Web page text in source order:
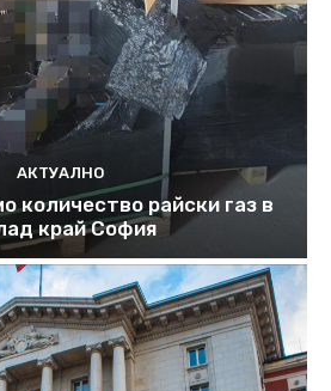
АКТУАЛНО
количество райски газ в
край София